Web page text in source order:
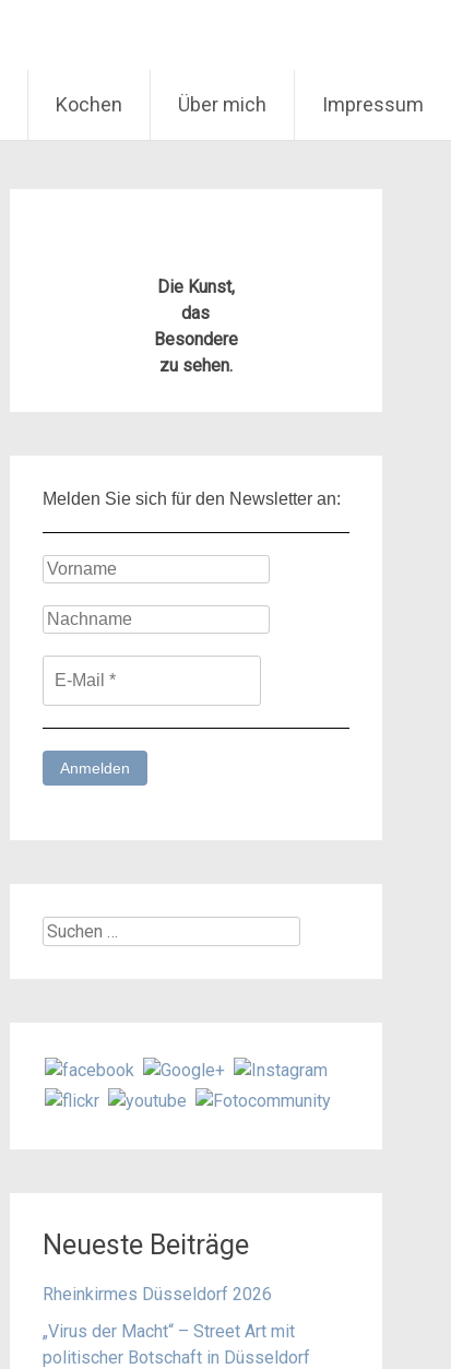
Kochen Über mich Impressum
Die Kunst,
das
Besondere
zu sehen.
Melden Sie sich für den Newsletter an:
Suchen
Neueste Beiträge
Rheinkirmes Düsseldorf 2026
„Virus der Macht“ – Street Art mit
politischer Botschaft in Düsseldorf